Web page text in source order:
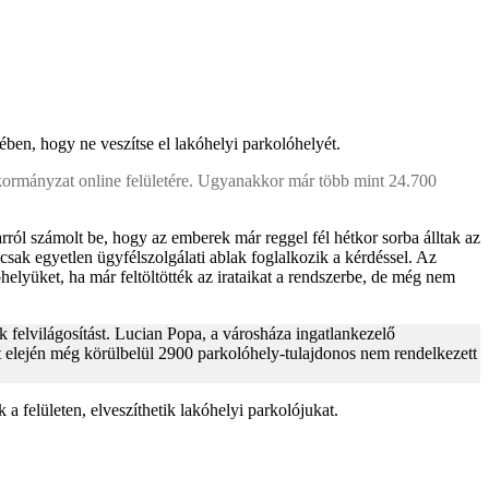
hogy ne veszítse el lakóhelyi parkolóhelyét.
online felületére. Ugyanakkor már több mint 24.700
számolt be, hogy az emberek már reggel fél hétkor sorba álltak az
egyetlen ügyfélszolgálati ablak foglalkozik a kérdéssel. Az
ha már feltöltötték az irataikat a rendszerbe, de még nem
Lucian Popa, a városháza ingatlankezelő
még körülbelül 2900 parkolóhely-tulajdonos nem rendelkezett
a felületen, elveszíthetik lakóhelyi parkolójukat.